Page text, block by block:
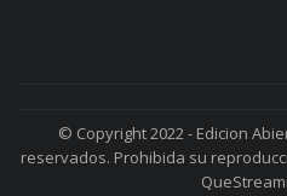
© Copyright 2022 - Edicion
reservados. Prohibida su